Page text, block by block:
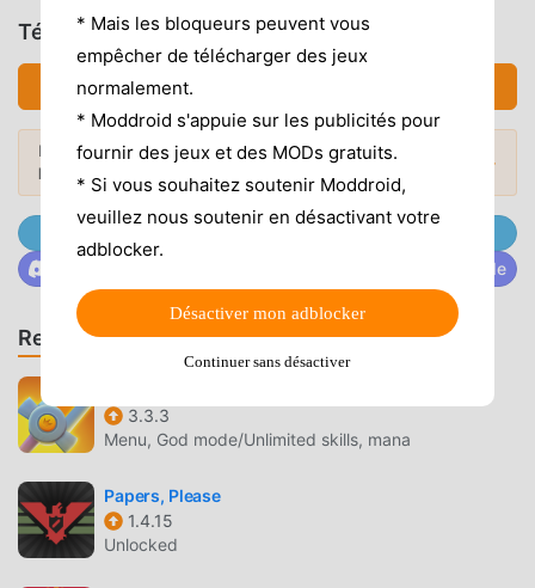
your tier increases, so does your character's abilities!■
GuildEmbark on adventures, not alone but together!Attend
your guild daily and undertake quests to purchase various
rewards.■ World Boss (Update Coming Soon)Caught
raiding the empty dragon's nest!Defeat the enraged
dragon and acquire valuable talismans!Boost your
character's stats dramatically by equipping talismans!Now,
Ready for the adventure?Set off together with Bite!◆
Access Permission Guide ◆■ Camera, Storage Space
(Photos and Media)Used when photos are required during
the use of Naver Lounge and customer center.
강남상어 키우기 INTRODUCTION
강남상어 키우기 En tant que jeu rpg très populaire
récemment, il a gagné beaucoup de fans dans le monde
entier qui aiment les jeux rpg. Si vous souhaitez
télécharger ce jeu, en tant que plus grand site de
téléchargement de jeux gratuits mod apk au monde -
moddroid est votre meilleur choix. moddroid vous fournit
Télécharger 강남상어 키우기 (MOD, Débloqué)
Télécharger APK (567.84MB)
Envie de plus ? Découvrez les mod APK
les plus populaires
de 2026.
Mods populaires →
Rejoignez @MODDROID.CO sur la communauté Discorde
Recommander des jeux et des applications
3.3.3
Menu, God mode/Unlimited skills, mana
Papers, Please
1.4.15
Unlocked
* Mais les bloqueurs peuvent vous
empêcher de télécharger des jeux
normalement.
* Moddroid s'appuie sur les publicités pour
fournir des jeux et des MODs gratuits.
* Si vous souhaitez soutenir Moddroid,
veuillez nous soutenir en désactivant votre
adblocker.
Désactiver mon adblocker
Continuer sans désactiver